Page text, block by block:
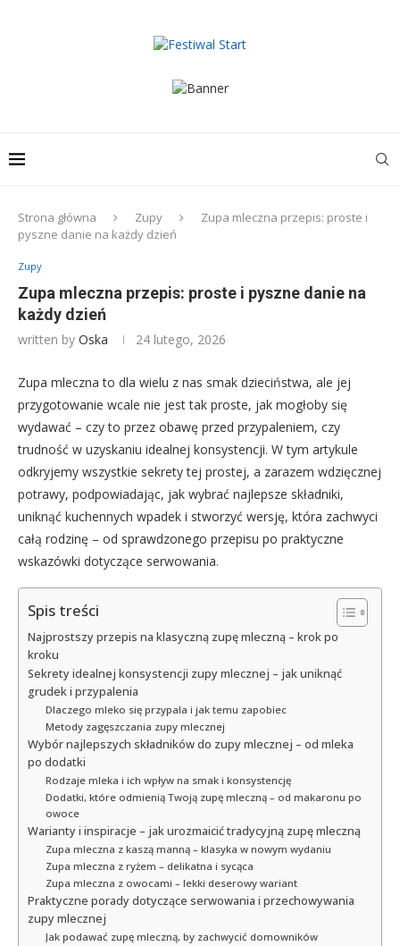
Strona główna Zupy
Zupa mleczna przepis: proste i
pyszne danie na każdy dzień
Zupy
Zupa mleczna przepis: proste i pyszne danie na
każdy dzień
written by Oska 24 lutego, 2026
Zupa mleczna to dla wielu z nas smak dzieciństwa, ale jej
przygotowanie wcale nie jest tak proste, jak mogłoby się
wydawać – czy to przez obawę przed przypaleniem, czy
trudność w uzyskaniu idealnej konsystencji. W tym artykule
odkryjemy wszystkie sekrety tej prostej, a zarazem wdzięcznej
potrawy, podpowiadając, jak wybrać najlepsze składniki,
uniknąć kuchennych wpadek i stworzyć wersję, która zachwyci
całą rodzinę – od sprawdzonego przepisu po praktyczne
wskazówki dotyczące serwowania.
Spis treści
Najprostszy przepis na klasyczną zupę mleczną – krok po
kroku
Sekrety idealnej konsystencji zupy mlecznej – jak uniknąć
grudek i przypalenia
Dlaczego mleko się przypala i jak temu zapobiec
Metody zagęszczania zupy mlecznej
Wybór najlepszych składników do zupy mlecznej – od mleka
po dodatki
Rodzaje mleka i ich wpływ na smak i konsystencję
Dodatki, które odmienią Twoją zupę mleczną – od makaronu po
owoce
Warianty i inspiracje – jak urozmaicić tradycyjną zupę mleczną
Zupa mleczna z kaszą manną – klasyka w nowym wydaniu
Zupa mleczna z ryżem – delikatna i sycąca
Zupa mleczna z owocami – lekki deserowy wariant
Praktyczne porady dotyczące serwowania i przechowywania
zupy mlecznej
Jak podawać zupę mleczną, by zachwycić domowników